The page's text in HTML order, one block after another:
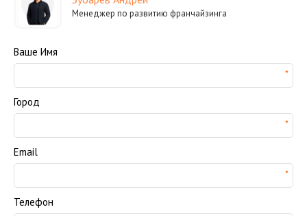
Менеджер по развитию франчайзинга
Ваше Имя
Город
Email
Телефон